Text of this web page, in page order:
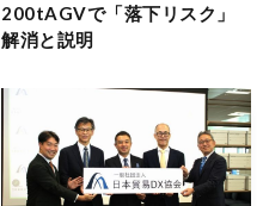
200tAGVで「落下リスク」
解消と説明